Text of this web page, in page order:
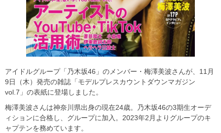
アイドルグループ「乃木坂46」のメンバー・梅澤美波さんが、11月
9日（木）発売の雑誌「モデルプレスカウントダウンマガジン
vol.7」の表紙に登場しました。
梅澤美波さんは神奈川県出身の現在24歳。乃木坂46の3期生オーデ
ィションに合格し、グループに加入。2023年2月よりグループのキ
ャプテンを務めています。